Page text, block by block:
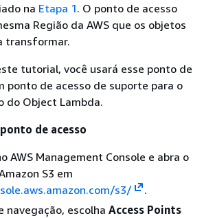
na Etapa 1. O ponto de acesso
Região da AWS que os objetos
transformar.
tutorial, você usará esse ponto de
ponto de acesso de suporte para o
do Object Lambda.
de acesso
AWS Management Console e abra o
S3 em
s3/
.
navegação, escolha Access Points